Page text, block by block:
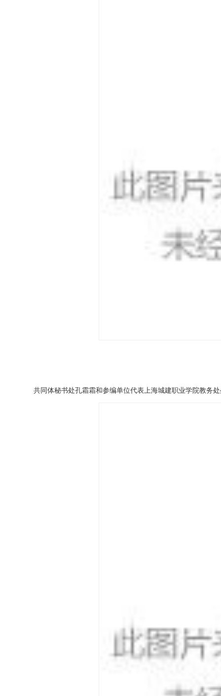
共同体秘书处孔霜霜和参编单位代表上海城建职业学院教务处